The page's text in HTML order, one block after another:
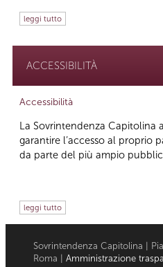
leggi tutto
ACCESSIBILITÀ
Accessibilità
La Sovrintendenza Capitolina
garantire l’accesso al proprio
da parte del più ampio
leggi tutto
Sovrintendenza Capitolina |
Roma | Amministrazione